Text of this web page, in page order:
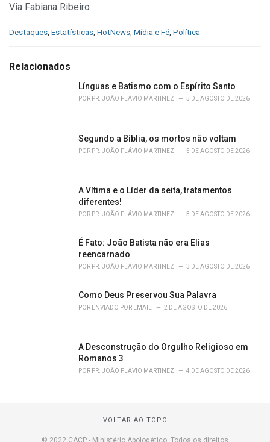
Via Fabiana Ribeiro
C
e
Destaques Estatísticas HotNews Mídia e Fé Política
Relacionados
Línguas e Batismo com o Espírito Santo
POR PR. JOÃO FLÁVIO MARTINEZ 5 DE AGOSTO DE 2026
Segundo a Bíblia, os mortos não voltam
POR PR. JOÃO FLÁVIO MARTINEZ 5 DE AGOSTO DE 2026
A Vítima e o Líder da seita, tratamentos
diferentes!
POR PR. JOÃO FLÁVIO MARTINEZ 3 DE AGOSTO DE 2026
É Fato: João Batista não era Elias
reencarnado
POR PR. JOÃO FLÁVIO MARTINEZ 3 DE AGOSTO DE 2026
Como Deus Preservou Sua Palavra
POR ENVIADO POR EMAIL 2 DE AGOSTO DE 2026
A Desconstrução do Orgulho Religioso em
Romanos 3
POR PR. JOÃO FLÁVIO MARTINEZ 4 DE AGOSTO DE 2026
VOLTAR AO TOPO
© 2022 CACP - Ministério Apologético. Todos os direitos